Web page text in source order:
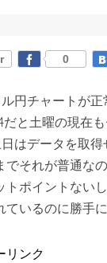
0
円チャートが
だと土曜の現在
はデータを取
でそれが普通な
トポイントない
ているのに勝手
リンク